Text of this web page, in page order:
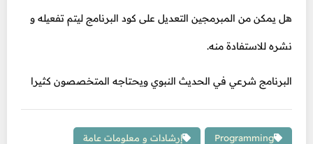
هل يمكن من المبرمجين التعديل على كود البرنامج ليتم تفعيله و
نشره للاستفادة منه.
البرنامج شرعي في الحديث النبوي ويحتاجه المتخصصون كثيرا
Programming إرشادات و معلومات عامة